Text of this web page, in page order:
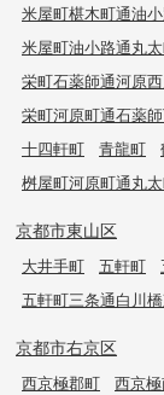
米屋町椹木町通油
米屋町油小路通丸
栄町石薬師通河原
栄町河原町通石薬
十四軒町
青龍町
桝屋町河原町通丸
京都市東山区
大井手町 五軒町
五軒町三条通白川
京都市右京区
西京極郡町 西京